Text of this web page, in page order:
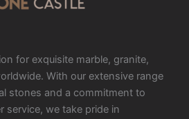
for exquisite marble, granite,
With our extensive range
stones and a commitment to
service, we take pride in